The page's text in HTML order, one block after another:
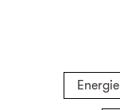
Energie